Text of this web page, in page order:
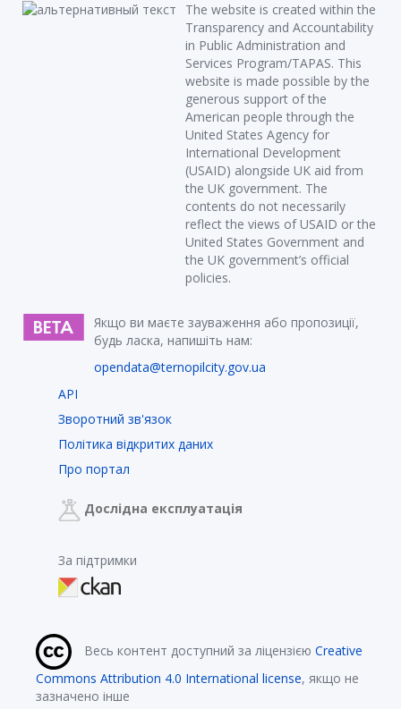
The website is created within the
Transparency and Accountability
in Public Administration and
Services Program/TAPAS. This
website is made possible by the
generous support of the
American people through the
United States Agency for
International Development
(USAID) alongside UK aid from
the UK government. The
contents do not necessarily
reflect the views of USAID or the
United States Government and
the UK government’s official
policies.
Якщо ви маєте зауваження або пропозиції,
будь ласка, напишіть нам:
opendata@ternopilcity.gov.ua
API
Зворотний зв'язок
Політика відкритих даних
Про портал
Дослідна експлуатація
За підтримки
Весь контент доступний за ліцензією Creative
Commons Attribution 4.0 International license, якщо не
зазначено інше